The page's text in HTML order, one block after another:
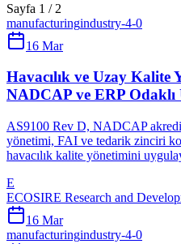
Sayfa 1 / 2
manufacturingindustry-4-0
16 Mar
Havacılık ve Uzay Kalite
NADCAP ve ERP
AS9100 Rev D, NADCAP
yönetimi, FAI ve tedarik zinciri
havacılık kalite yönetimini
E
ECOSIRE Research and
16 Mar
manufacturingindustry-4-0